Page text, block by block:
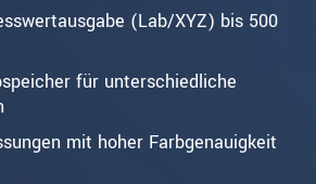
(Lab/XYZ) bis 500
für unterschiedliche
mit hoher Farbgenauigkeit